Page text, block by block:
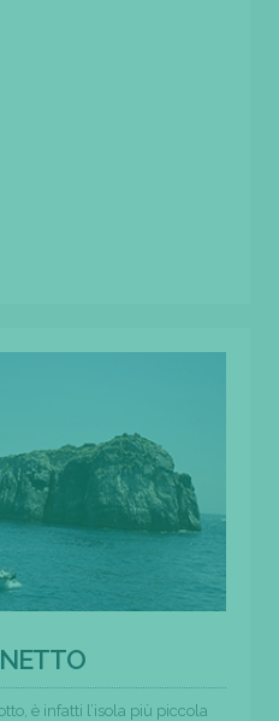
è infatti l’isola più piccola